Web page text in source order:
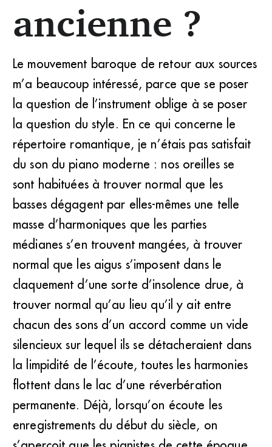
ancienne ?
Le mouvement baroque de retour aux sources
m’a beaucoup intéressé, parce que se poser
la question de l’instrument oblige à se poser
la question du style. En ce qui concerne le
répertoire romantique, je n’étais pas satisfait
du son du piano moderne : nos oreilles se
sont habituées à trouver normal que les
basses dégagent par elles-mêmes une telle
masse d’harmoniques que les parties
médianes s’en trouvent mangées, à trouver
normal que les aigus s’imposent dans le
claquement d’une sorte d’insolence drue, à
trouver normal qu’au lieu qu’il y ait entre
chacun des sons d’un accord comme un vide
silencieux sur lequel ils se détacheraient dans
la limpidité de l’écoute, toutes les harmonies
flottent dans le lac d’une réverbération
permanente. Déjà, lorsqu’on écoute les
enregistrements du début du siècle, on